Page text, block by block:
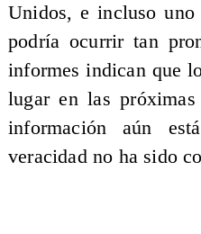
Unidos, e incluso
podría ocurrir tan
informes indican que
lugar en las
información aún
veracidad no ha sido